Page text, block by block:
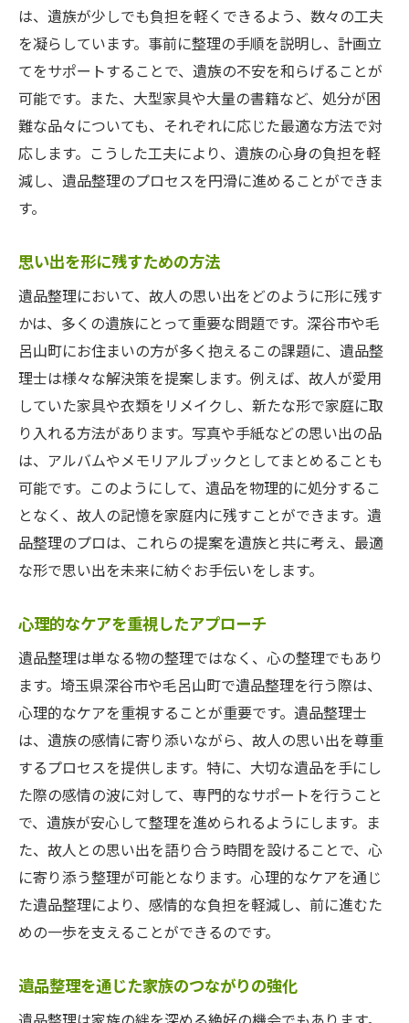
は、遺族が少しでも負担を軽くできるよう、数々の工夫
を凝らしています。事前に整理の手順を説明し、計画立
てをサポートすることで、遺族の不安を和らげることが
可能です。また、大型家具や大量の書籍など、処分が困
難な品々についても、それぞれに応じた最適な方法で対
応します。こうした工夫により、遺族の心身の負担を軽
減し、遺品整理のプロセスを円滑に進めることができま
す。
思い出を形に残すための方法
遺品整理において、故人の思い出をどのように形に残す
かは、多くの遺族にとって重要な問題です。深谷市や毛
呂山町にお住まいの方が多く抱えるこの課題に、遺品整
理士は様々な解決策を提案します。例えば、故人が愛用
していた家具や衣類をリメイクし、新たな形で家庭に取
り入れる方法があります。写真や手紙などの思い出の品
は、アルバムやメモリアルブックとしてまとめることも
可能です。このようにして、遺品を物理的に処分するこ
となく、故人の記憶を家庭内に残すことができます。遺
品整理のプロは、これらの提案を遺族と共に考え、最適
な形で思い出を未来に紡ぐお手伝いをします。
心理的なケアを重視したアプローチ
遺品整理は単なる物の整理ではなく、心の整理でもあり
ます。埼玉県深谷市や毛呂山町で遺品整理を行う際は、
心理的なケアを重視することが重要です。遺品整理士
は、遺族の感情に寄り添いながら、故人の思い出を尊重
するプロセスを提供します。特に、大切な遺品を手にし
た際の感情の波に対して、専門的なサポートを行うこと
で、遺族が安心して整理を進められるようにします。ま
た、故人との思い出を語り合う時間を設けることで、心
に寄り添う整理が可能となります。心理的なケアを通じ
た遺品整理により、感情的な負担を軽減し、前に進むた
めの一歩を支えることができるのです。
遺品整理を通じた家族のつながりの強化